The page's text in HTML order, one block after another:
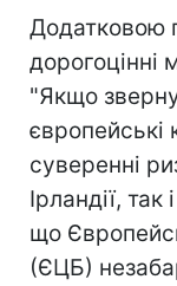
Додатковою
дорогоцінні
"Якщо
європейські
суверенні
Ірландії,
що
(ЄЦБ)